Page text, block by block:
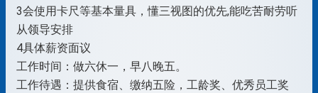
3会使用卡尺等基本量具，懂三视图的优先,能吃苦耐劳听
从领导安排
4具体薪资面议
工作时间：做六休一，早八晚五。
工作待遇：提供食宿、缴纳五险，工龄奖、优秀员工奖